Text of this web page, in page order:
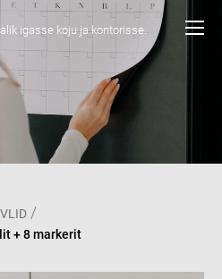
igasse koju ja kontorisse.
/
+ 8 markerit